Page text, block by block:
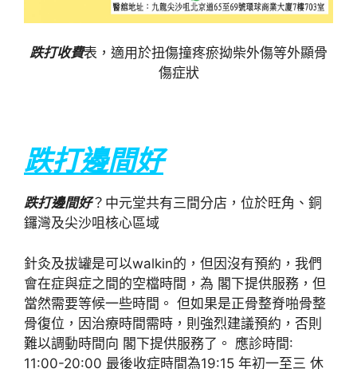
跌打收費表，適用於扭傷撞疼瘀拗柴外傷等外顯骨
傷症狀
跌打邊間好
跌打邊間好？中元堂共有三間分店，位於旺角、銅
鑼灣及尖沙咀核心區域
針灸及拔罐是可以walkin的，但因沒有預約，我們
會在症與症之間的空檔時間，為 閣下提供服務，但
當然需要等候一些時間。 但如果是正骨整脊啪骨整
骨復位，因治療時間需時，則強烈建議預約，否則
難以調動時間向 閣下提供服務了。 應診時間:
11:00-20:00 最後收症時間為19:15 年初一至三 休